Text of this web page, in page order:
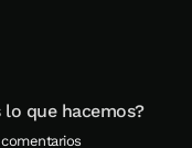
que hacemos?